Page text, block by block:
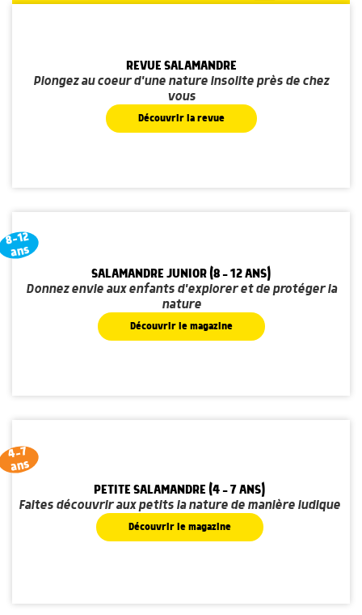
REVUE SALAMANDRE
Plongez au coeur d'une nature insolite près de chez
vous
Découvrir la revue
8-12
ans
SALAMANDRE JUNIOR (8 - 12 ANS)
Donnez envie aux enfants d'explorer et de protéger la
nature
Découvrir le magazine
4-7
ans
PETITE SALAMANDRE (4 - 7 ANS)
Faites découvrir aux petits la nature de manière ludique
Découvrir le magazine